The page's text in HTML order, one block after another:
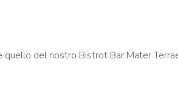
del nostro Bistrot Bar Mater